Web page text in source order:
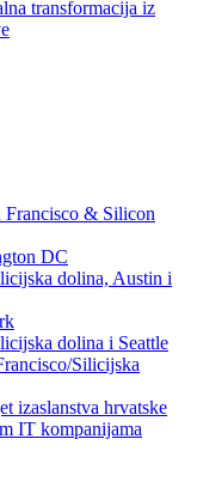
transformacija iz
Francisco & Silicon
DC
dolina, Austin i
dolina i Seattle
Silicijska
izaslanstva hrvatske
IT kompanijama